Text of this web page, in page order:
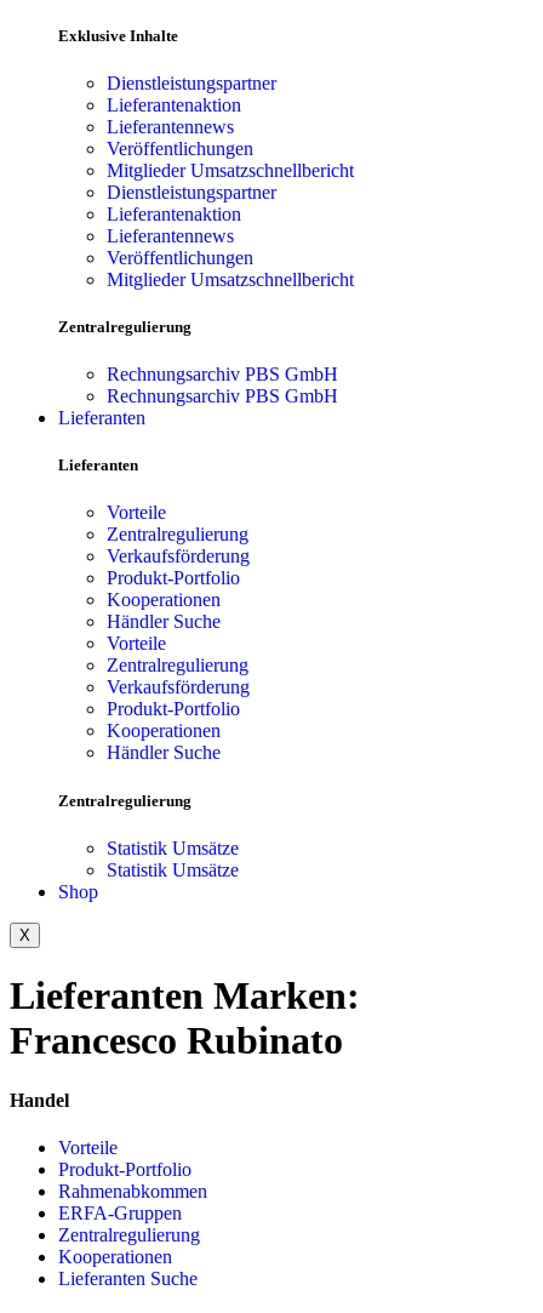
Exklusive Inhalte
Dienstleistungspartner
Lieferantenaktion
Lieferantennews
Veröffentlichungen
Mitglieder Umsatzschnellbericht
Dienstleistungspartner
Lieferantenaktion
Lieferantennews
Veröffentlichungen
Mitglieder Umsatzschnellbericht
Zentralregulierung
Rechnungsarchiv PBS GmbH
Rechnungsarchiv PBS GmbH
Lieferanten
Lieferanten
Vorteile
Zentralregulierung
Verkaufsförderung
Produkt-Portfolio
Kooperationen
Händler Suche
Vorteile
Zentralregulierung
Verkaufsförderung
Produkt-Portfolio
Kooperationen
Händler Suche
Zentralregulierung
Statistik Umsätze
Statistik Umsätze
Shop
X
Lieferanten Marken:
Francesco Rubinato
Handel
Vorteile
Produkt-Portfolio
Rahmenabkommen
ERFA-Gruppen
Zentralregulierung
Kooperationen
Lieferanten Suche